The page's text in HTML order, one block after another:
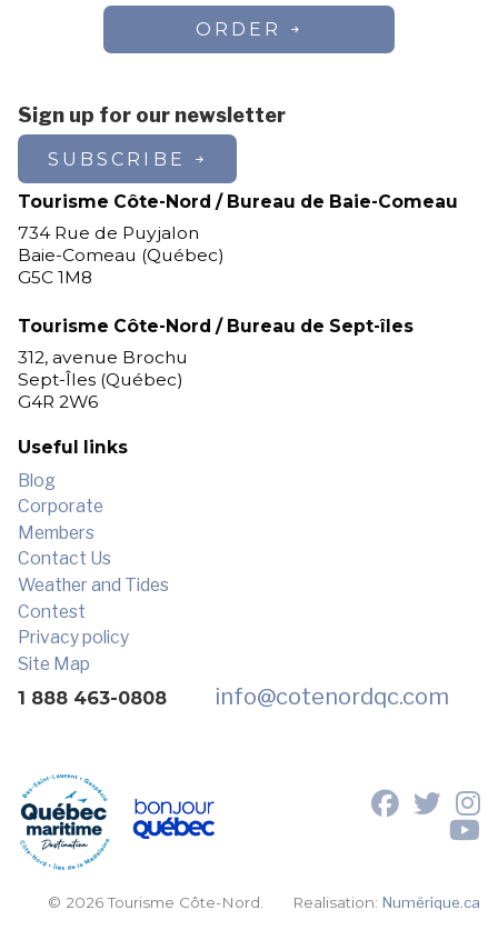
ORDER
Sign up for our newsletter
SUBSCRIBE
Tourisme Côte-Nord / Bureau de Baie-Comeau
734 Rue de Puyjalon
Baie-Comeau (Québec)
G5C 1M8
Tourisme Côte-Nord / Bureau de Sept-îles
312, avenue Brochu
Sept-Îles (Québec)
G4R 2W6
Useful links
Blog
Corporate
Members
Contact Us
Weather and Tides
Contest
Privacy policy
Site Map
1 888 463-0808 info@cotenordqc.com
© 2026 Tourisme Côte-Nord. Realisation:Numérique.ca